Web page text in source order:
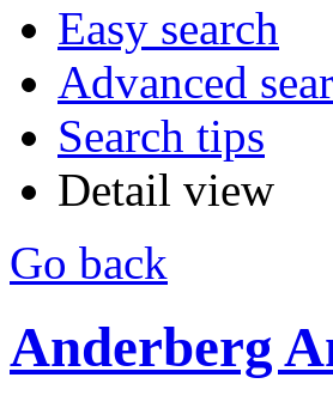
Easy search
Advanced
Search tips
Detail view
Go back
Anderberg